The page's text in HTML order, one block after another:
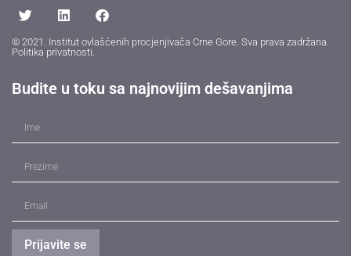
© 2021. Institut ovlašćenih procjenjivača Crne Gore. Sva prava zadržana.
Politika privatnosti
Budite u toku sa najnovijim dešavanjima
Prijavite se